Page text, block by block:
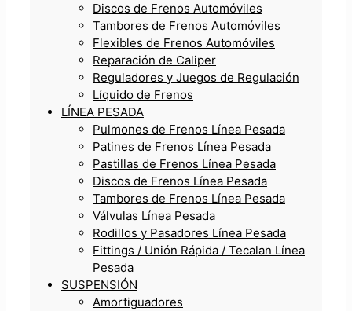
Discos de Frenos Automóviles
Tambores de Frenos Automóviles
Flexibles de Frenos Automóviles
Reparación de Caliper
Reguladores y Juegos de Regulación
Líquido de Frenos
LÍNEA PESADA
Pulmones de Frenos Línea Pesada
Patines de Frenos Línea Pesada
Pastillas de Frenos Línea Pesada
Discos de Frenos Línea Pesada
Tambores de Frenos Línea Pesada
Válvulas Línea Pesada
Rodillos y Pasadores Línea Pesada
Fittings / Unión Rápida / Tecalan Línea
Pesada
SUSPENSIÓN
Amortiguadores